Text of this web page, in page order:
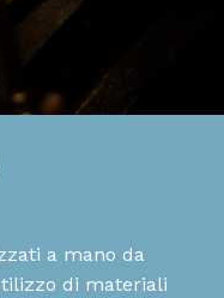
a mano da
di materiali